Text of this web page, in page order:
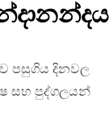
පසුගිය දිනවල
සහ පුද්ගලයන්